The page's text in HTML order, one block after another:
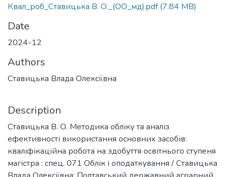
Квал_роб_Ставицька В. О._(ОО_мд).pdf(7.84 MB)
Date
2024-12
Authors
Ставицька Влада Олексіївна
Description
Ставицька В. О. Методика обліку та аналіз
ефективності використання основних засобів:
кваліфікаційна робота на здобуття освітнього ступеня
магістра : спец. 071 Облік і оподаткування / Ставицька